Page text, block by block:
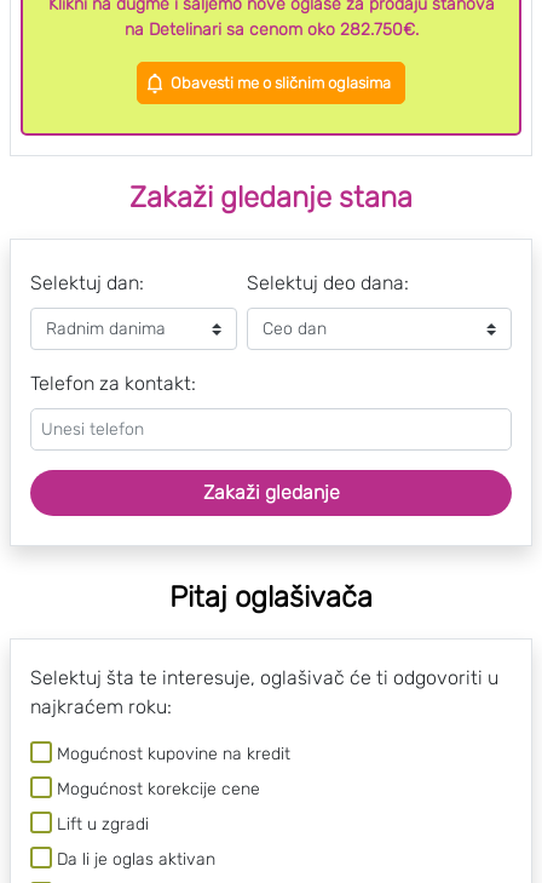
Klikni na dugme i šaljemo nove oglase za prodaju stanova
na Detelinari sa cenom oko 282.750€.
Obavesti me o sličnim oglasima
Zakaži gledanje stana
Selektuj dan: Selektuj deo dana:
Telefon za kontakt:
Zakaži gledanje
Pitaj oglašivača
Selektuj šta te interesuje, oglašivač će ti odgovoriti u
najkraćem roku:
Mogućnost kupovine na kredit
Mogućnost korekcije cene
Lift u zgradi
Da li je oglas aktivan